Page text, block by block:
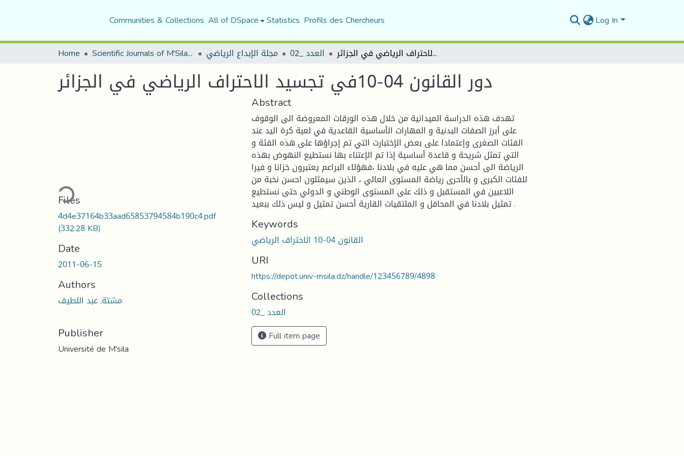
Communities & Collections All of DSpace Statistics Profils des Chercheurs Log In
Home Scientific Journals of M'Sila University مجلة الإبداع الرياضي العدد _02 دور القانون 04-10في تجسيد الاحتراف الرياضي في الجزائر
دور القانون 04-10في تجسيد الاحتراف الرياضي في الجزائر
Loading...
Files
4d4e37164b33aad65853794584b190c4.pdf
(332.28 KB)
Date
2011-06-15
Authors
مشتة, عبد اللطيف
Publisher
Université de M'sila
Abstract
تهدف هذه الدراسة الميدانية من خلال هذه الورقات المعروضة الى الوقوف
على أبرز الصفات البدنية و المهارات الأساسية القاعدية في لعبة كرة اليد عند
الفئات الصغرى وإعتمادا على بعض الإختبارت التي تم إجراؤها على هذه الفئة و
التي تمثل شريحة و قاعدة أساسية إذا تم الإعتناء بها نستطيع النهوض بهذه
الرياضة الى أحسن مما هي عليه في بلادنا ،فهؤلاء البراعم يعتبرون خزانا و فيرا
للفئات الكبرى و بالأحرى رياضة المستوى العالي ، الذين سيمثلون احسن نخبة من
اللاعبين في المستقبل و ذلك على المستوى الوطني و الدولي حتى نستطيع
تمثيل بلادنا في المحافل و الملتقيات القارية أحسن تمثيل و ليس ذلك ببعيد .
Keywords
القانون 04-10 الاحتراف الرياضي
URI
https://depot.univ-msila.dz/handle/123456789/4898
Collections
العدد _02
Full item page